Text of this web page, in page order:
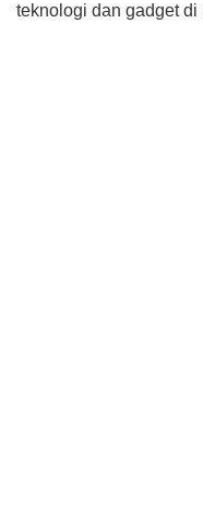
teknologi dan gadget di